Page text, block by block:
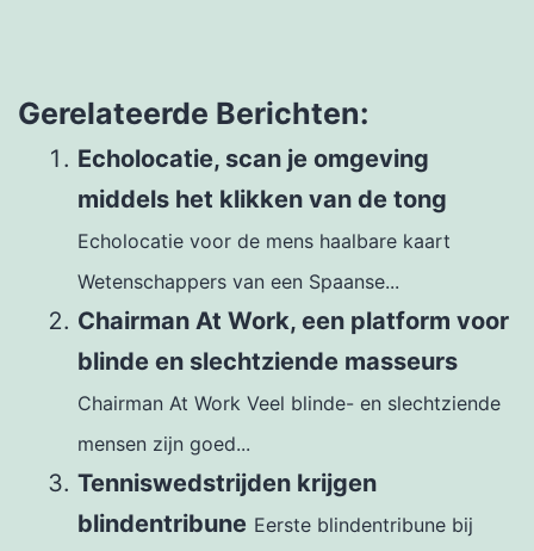
Gerelateerde Berichten:
Echolocatie, scan je omgeving
middels het klikken van de tong
Echolocatie voor de mens haalbare kaart
Wetenschappers van een Spaanse...
Chairman At Work, een platform voor
blinde en slechtziende masseurs
Chairman At Work Veel blinde- en slechtziende
mensen zijn goed...
Tenniswedstrijden krijgen
blindentribune Eerste blindentribune bij